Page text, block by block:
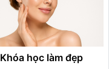
Khóa học làm đẹp